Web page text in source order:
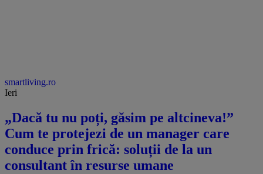
smartliving.ro
Ieri
„Dacă tu nu poți, găsim pe altcineva!”
Cum te protejezi de un manager care
conduce prin frică: soluții de la un
consultant în resurse umane